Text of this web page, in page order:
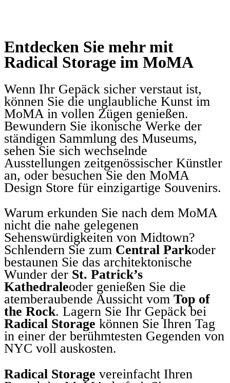
Entdecken Sie mehr mit
Radical Storage im MoMA
Wenn Ihr Gepäck sicher verstaut ist,
können Sie die unglaubliche Kunst im
MoMA in vollen Zügen genießen.
Bewundern Sie ikonische Werke der
ständigen Sammlung des Museums,
sehen Sie sich wechselnde
Ausstellungen zeitgenössischer Künstler
an, oder besuchen Sie den MoMA
Design Store für einzigartige Souvenirs.
Warum erkunden Sie nach dem MoMA
nicht die nahe gelegenen
Sehenswürdigkeiten von Midtown?
Schlendern Sie zum Central Parkoder
bestaunen Sie das architektonische
Wunder der St. Patrick’s
Kathedraleoder genießen Sie die
atemberaubende Aussicht vom Top of
the Rock. Lagern Sie Ihr Gepäck bei
Radical Storage können Sie Ihren Tag
in einer der berühmtesten Gegenden von
NYC voll auskosten.
Radical Storage vereinfacht Ihren